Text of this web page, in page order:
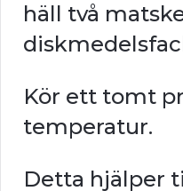
häll två
Kör ett tomt
temperatur.
Detta hjälper